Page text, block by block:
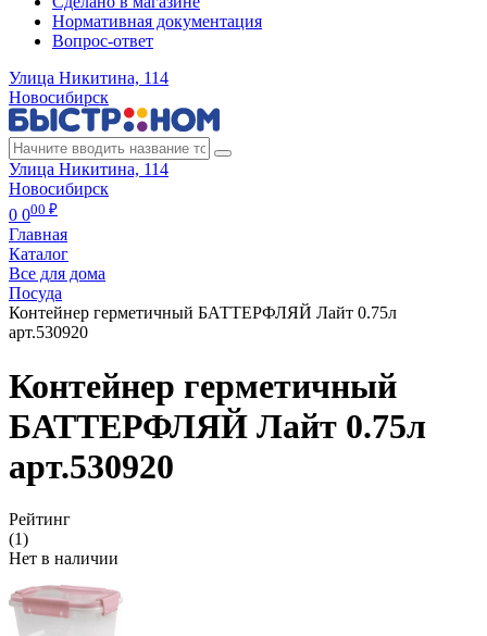
Нормативная документация
Вопрос-ответ
Улица Никитина, 114
Новосибирск
Улица Никитина, 114
Новосибирск
0 000 ₽
Главная
Каталог
Все для дома
Посуда
Контейнер герметичный БАТТЕРФЛЯЙ Лайт 0.75л
арт.530920
Контейнер герметичный
БАТТЕРФЛЯЙ Лайт 0.75л
арт.530920
Рейтинг
(1)
Нет в наличии